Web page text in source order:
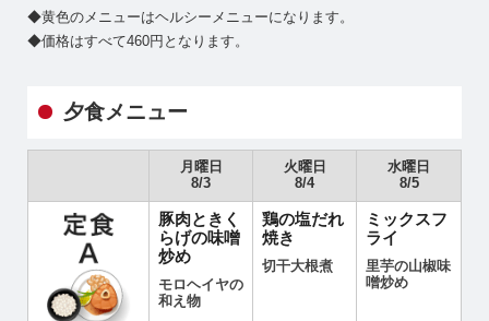
◆黄色のメニューはヘルシーメニューになります。
◆価格はすべて460円となります。
夕食メニュー
月曜日
8/3
火曜日
8/4
水曜日
8/5
豚肉ときく
らげの味噌
炒め
モロヘイヤの
和え物
鶏の塩だれ
焼き
切干大根煮
ミックスフ
ライ
里芋の山椒味
噌炒め